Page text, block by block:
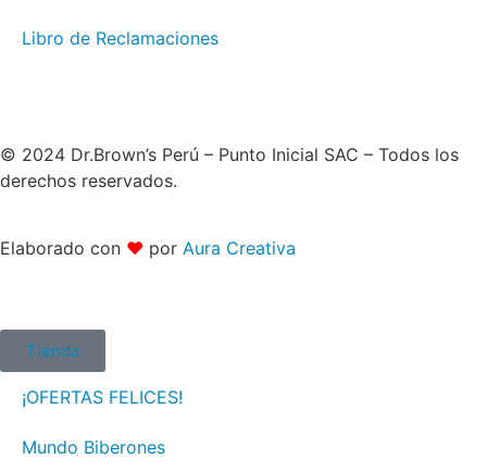
Libro de Reclamaciones
© 2024 Dr.Brown’s Perú – Punto Inicial SAC – Todos los
derechos reservados.
Elaborado con ❤ por Aura Creativa
Tienda
¡OFERTAS FELICES!
Mundo Biberones